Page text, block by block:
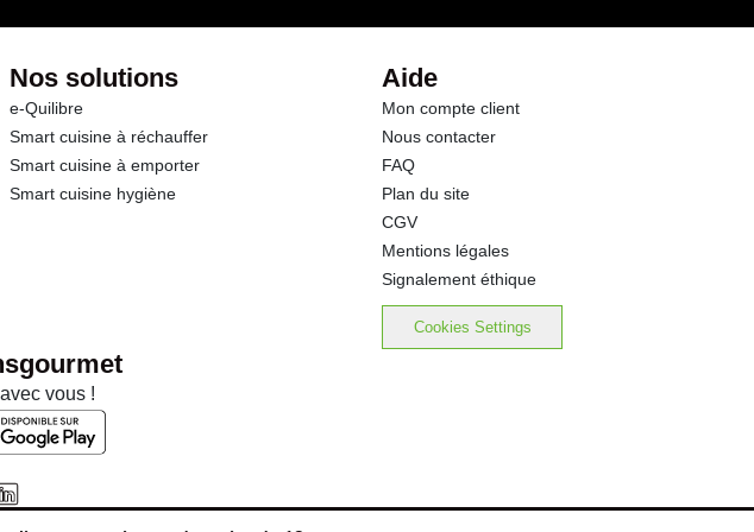
Nos solutions
e-Quilibre
Smart cuisine à réchauffer
Smart cuisine à emporter
Smart cuisine hygiène
Aide
Mon compte client
Nous contacter
FAQ
Plan du site
CGV
Mentions légales
Signalement éthique
Cookies Settings
vous !